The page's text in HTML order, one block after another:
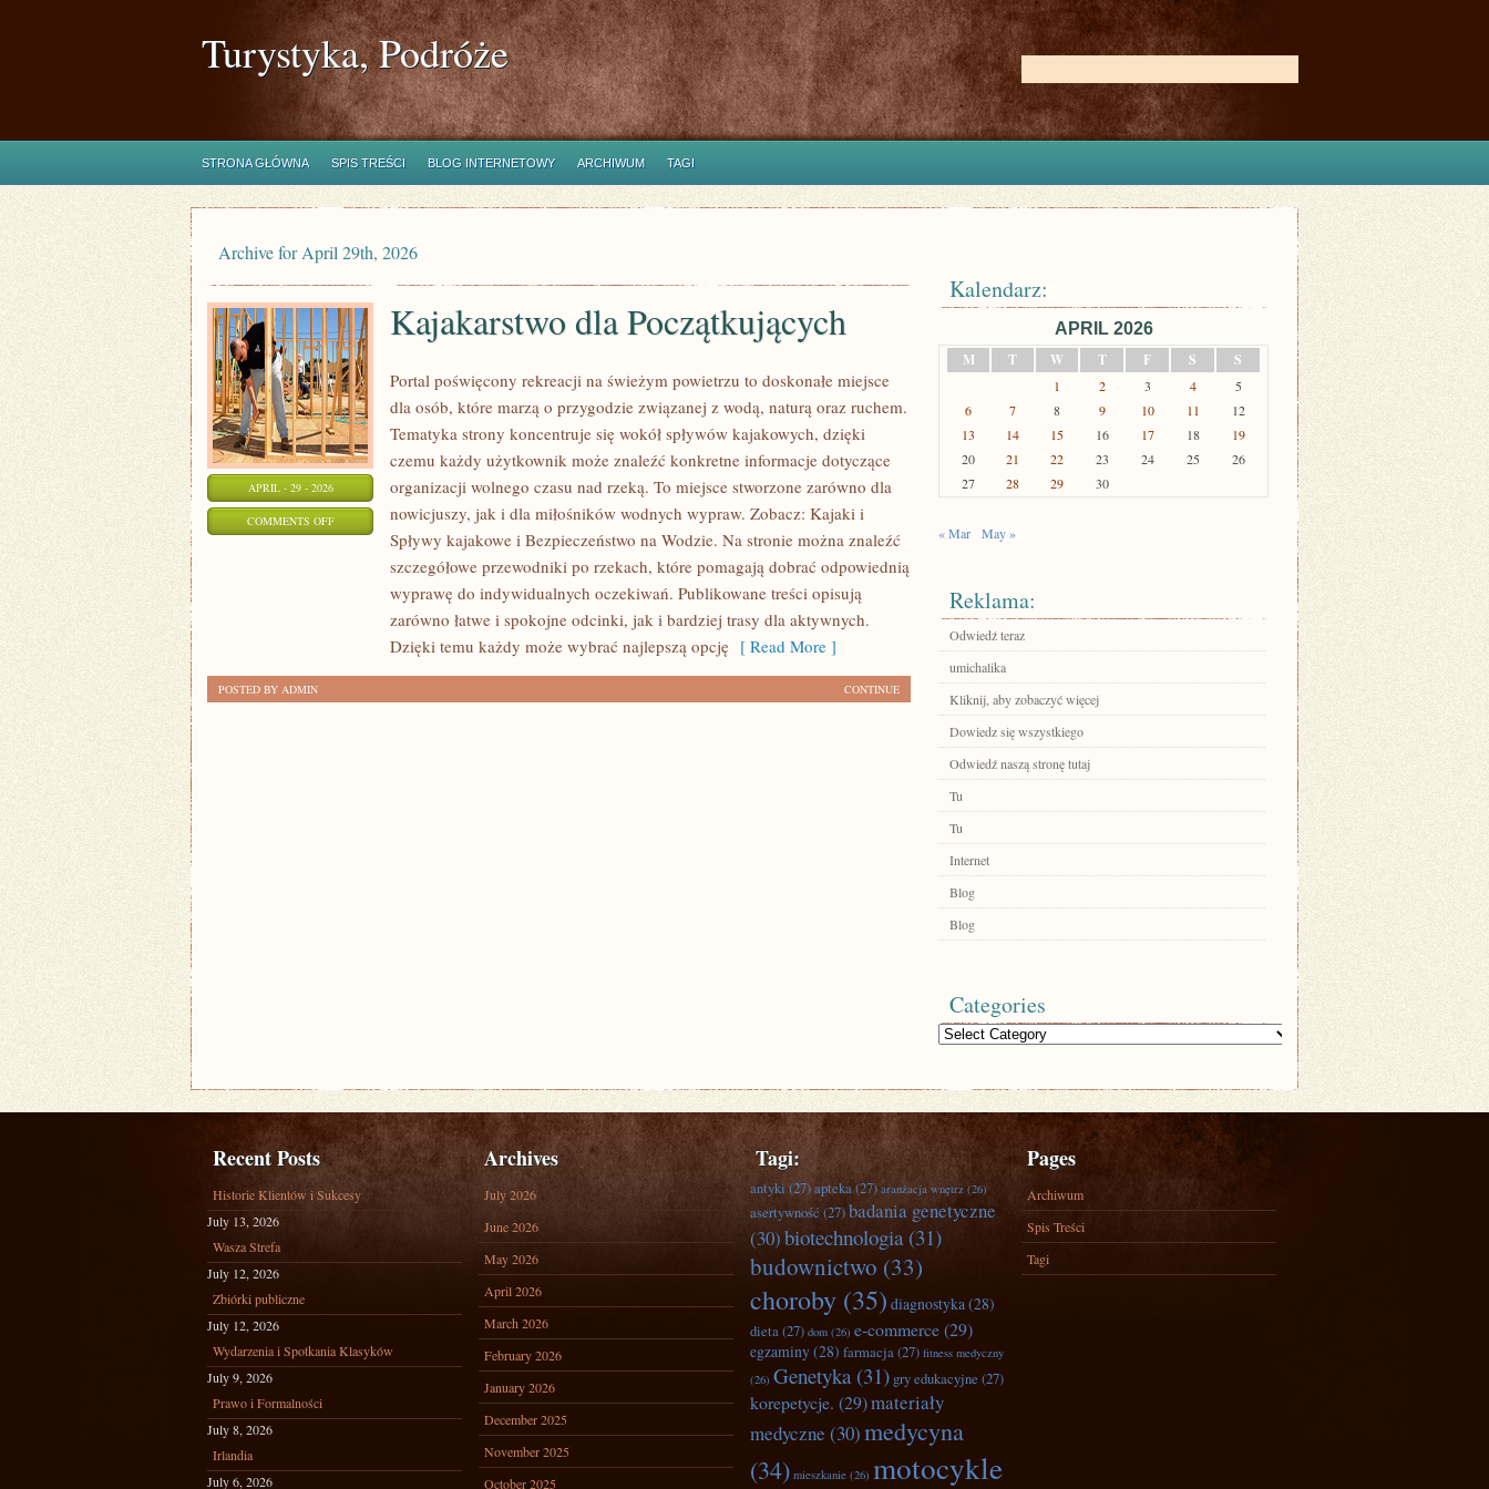
Turystyka, Podróże
STRONA GŁÓWNA SPIS TREŚCI BLOG INTERNETOWY ARCHIWUM TAGI
Archive for April 29th, 2026
APRIL - 29 - 2026
COMMENTS OFFON
KAJAKARSTWO
POCZĄTKUJĄCYCH
Kajakarstwo dla Początkujących
Portal poświęcony rekreacji na świeżym powietrzu to doskonałe miejsce
dla osób, które marzą o przygodzie związanej z wodą, naturą oraz ruchem.
Tematyka strony koncentruje się wokół spływów kajakowych, dzięki
czemu każdy użytkownik może znaleźć konkretne informacje dotyczące
organizacji wolnego czasu nad rzeką. To miejsce stworzone zarówno dla
nowicjuszy, jak i dla miłośników wodnych wypraw. Zobacz: Kajaki i
Spływy kajakowe i Bezpieczeństwo na Wodzie. Na stronie można znaleźć
szczegółowe przewodniki po rzekach, które pomagają dobrać odpowiednią
wyprawę do indywidualnych oczekiwań. Publikowane treści opisują
zarówno łatwe i spokojne odcinki, jak i bardziej trasy dla aktywnych.
Dzięki temu każdy może wybrać najlepszą opcję [ Read More ]
CONTINUE
POSTED BY ADMIN
Kalendarz:
APRIL 2026
M
T W T F S S
1 2 3 4
5
6
7 8 9 10 11
12
13
14 15 16 17 18
19
20
21 22 23 24 25
26
27
28 29 30
« Mar May »
Reklama:
Odwiedź teraz
umichalika
Kliknij, aby zobaczyć więcej
Dowiedz się wszystkiego
Odwiedź naszą stronę tutaj
Tu
Tu
Internet
Blog
Blog
Categories
Categories
Recent Posts
Historie Klientów i Sukcesy
July 13, 2026
Wasza Strefa
July 12, 2026
Zbiórki publiczne
July 12, 2026
Wydarzenia i Spotkania Klasyków
July 9, 2026
Prawo i Formalności
July 8, 2026
Irlandia
July 6, 2026
Archives
July 2026
June 2026
May 2026
April 2026
March 2026
February 2026
January 2026
December 2025
November 2025
October 2025
Tagi:
antyki(27)apteka(27) aranżacja wnętrz (26)
asertywność (27)badania genetyczne
(30)biotechnologia(31)
budownictwo (33)
choroby (35) diagnostyka(28)
dieta(27) dom (26) e-commerce(29)
egzaminy(28) farmacja(27) fitness medyczny
(26) Genetyka(31) gry edukacyjne (27)
korepetycje. (29)materiały
medyczne (30)medycyna
(34) mieszkanie (26) motocykle
Pages
Archiwum
Spis Treści
Tagi